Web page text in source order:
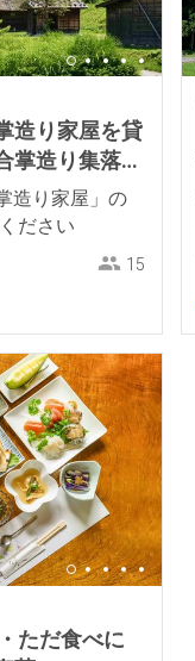
造り家屋を貸
掌造り集落よ
造り家屋」の
ださい
15
ただ食べに